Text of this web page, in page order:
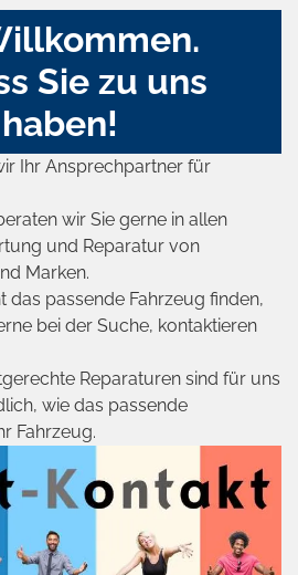
Sie zu uns
Ihr Ansprechpartner für
wir Sie gerne in allen
und Reparatur von
Marken.
das passende Fahrzeug finden,
bei der Suche, kontaktieren
Reparaturen sind für uns
wie das passende
Fahrzeug.